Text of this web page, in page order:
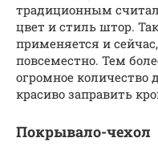
традиционным
цвет и стиль штор.
применяется и
повсеместно. Тем
огромное количество
красиво заправить
Покрывало-чехол